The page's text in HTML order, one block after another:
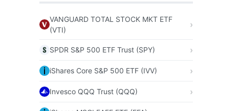
VANGUARD TOTAL STOCK MKT ETF
(VTI)
SPDR S&P 500 ETF Trust (SPY)
iShares Core S&P 500 ETF (IVV)
Invesco QQQ Trust (QQQ)